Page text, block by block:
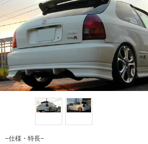
−仕様・特長−